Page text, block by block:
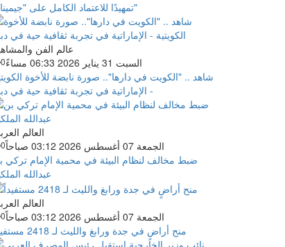
تمهيدًا للاعتماد الكامل على "جيميناي"
عالم الفن
السبت 31 يناير 2026 06:33 مساءً
0
شاهد .. "الكويت في دارها".. صورة نابضة للأخوة
- الإماراتية في تجربة ثقافية حية في
العالم
الجمعة 07 أغسطس 2026 03:12 صباحاً
0
ضبط مخالف لنظام البيئة في محمية الإمام تركي
عبدالله
العالم
الجمعة 07 أغسطس 2026 03:12 صباحاً
0
منح أراضٍ في جدة ورابغ والليث لـ 2418 مستفيداً